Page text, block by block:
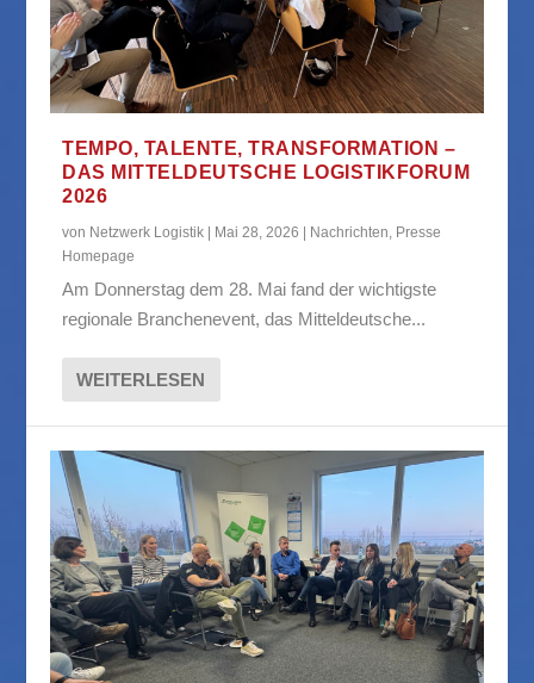
TEMPO, TALENTE, TRANSFORMATION –
DAS MITTELDEUTSCHE LOGISTIKFORUM
2026
von Netzwerk Logistik | Mai 28, 2026 | Nachrichten Presse
Homepage
Am Donnerstag dem 28. Mai fand der wichtigste
regionale Branchenevent, das Mitteldeutsche...
WEITERLESEN